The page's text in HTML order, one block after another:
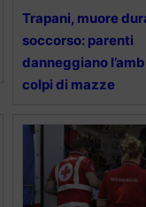
Trapani, muore
soccorso: parenti
danneggiano
colpi di mazze